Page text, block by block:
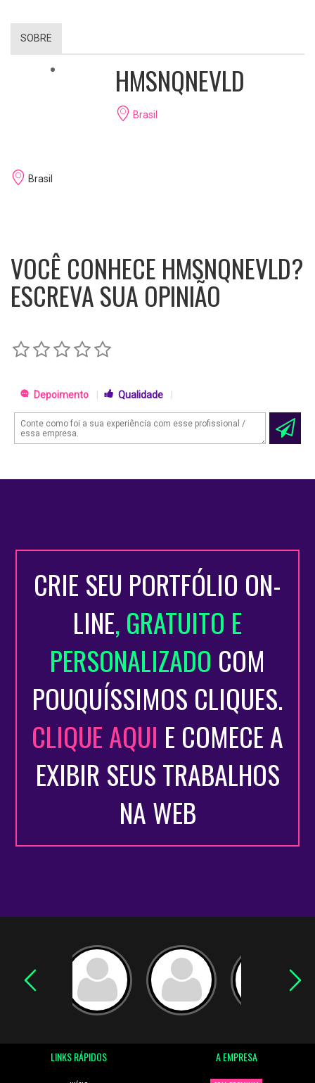
SOBRE
HMSNQNEVLD
Brasil
Brasil
VOCÊ CONHECE HMSNQNEVLD?
ESCREVA SUA OPINIÃO
Depoimento Qualidade
CRIE SEU PORTFÓLIO ON-
LINE, GRATUITO E
PERSONALIZADO COM
POUQUÍSSIMOS CLIQUES.
CLIQUE AQUI E COMECE A
EXIBIR SEUS TRABALHOS
NA WEB
LINKS RÁPIDOS A EMPRESA